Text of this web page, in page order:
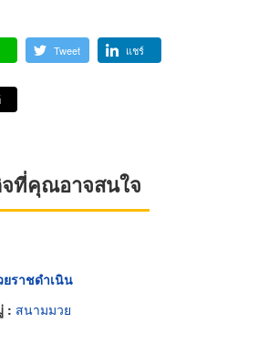
Tweet แชร์
ที่คุณอาจสนใจ
ราชดำเนิน
: สนามมวย